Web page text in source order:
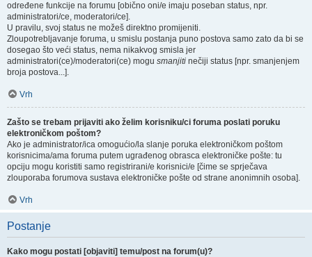
određene funkcije na forumu [obično oni/e imaju poseban status, npr.
administratori/ce, moderatori/ce].
U pravilu, svoj status ne možeš direktno promijeniti.
Zloupotrebljavanje foruma, u smislu postanja puno postova samo zato da bi se
dosegao što veći status, nema nikakvog smisla jer
administratori(ce)/moderatori(ce) mogu smanjiti nečiji status [npr. smanjenjem
broja postova...].
Vrh
Zašto se trebam prijaviti ako želim korisniku/ci foruma poslati poruku
elektroničkom poštom?
Ako je administrator/ica omogućio/la slanje poruka elektroničkom poštom
korisnicima/ama foruma putem ugrađenog obrasca elektroničke pošte: tu
opciju mogu koristiti samo registrirani/e korisnici/e [čime se sprječava
zlouporaba forumova sustava elektroničke pošte od strane anonimnih osoba].
Vrh
Postanje
Kako mogu postati [objaviti] temu/post na forum(u)?